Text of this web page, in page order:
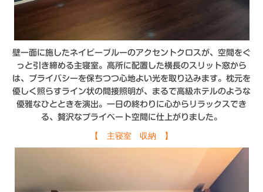
壁一面に施したネイビーブルーのアクセントクロスが、空間をぐ
っと引き締める主寝室。高所に配置した横長のスリット窓から
は、プライバシーを保ちつつ心地よい光を取り込みます。枕元を
優しく照らすライン状の間接照明が、まるで高級ホテルのような
優雅なひとときを演出。一日の終わりに心からリラックスでき
る、贅沢なプライベート空間に仕上がりました。
【 主寝室 収納 】